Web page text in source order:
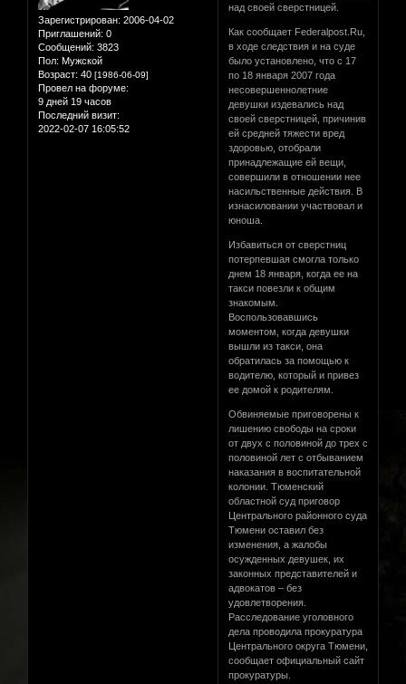
Зарегистрирован: 2006-04-02
Приглашений: 0
Сообщений: 3823
Пол: Мужской
Возраст: 40 [1986-06-09]
Провел на форуме:
9 дней 19 часов
Последний визит:
2022-02-07 16:05:52
над своей сверстницей.
Как сообщает Federalpost.Ru,
в ходе следствия и на суде
было установлено, что с 17
по 18 января 2007 года
несовершеннолетние
девушки издевались над
своей сверстницей, причинив
ей средней тяжести вред
здоровью, отобрали
принадлежащие ей вещи,
совершили в отношении нее
насильственные действия. В
изнасиловании участвовал и
юноша.
Избавиться от сверстниц
потерпевшая смогла только
днем 18 января, когда ее на
такси повезли к общим
знакомым.
Воспользовавшись
моментом, когда девушки
вышли из такси, она
обратилась за помощью к
водителю, который и привез
ее домой к родителям.
Обвиняемые приговорены к
лишению свободы на сроки
от двух с половиной до трех с
половиной лет с отбыванием
наказания в воспитательной
колонии. Тюменский
областной суд приговор
Центрального районного суда
Тюмени оставил без
изменения, а жалобы
осужденных девушек, их
законных представителей и
адвокатов – без
удовлетворения.
Расследование уголовного
дела проводила прокуратура
Центрального округа Тюмени,
сообщает официальный сайт
прокуратуры.